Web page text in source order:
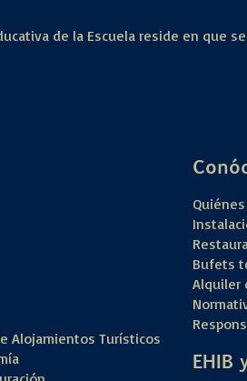
de la Escuela reside en que
Alojamientos Turísticos
Bufets
Alquiler
EHIB